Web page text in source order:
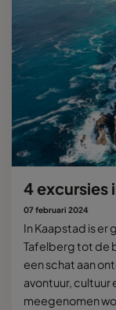
4 excursies
07 februari 2024
In Kaapstad is er
Tafelberg tot de
een schat aan
avontuur, cultuur
meegenomen